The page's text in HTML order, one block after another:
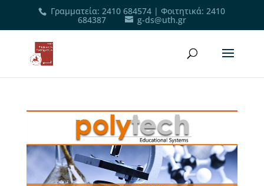
Γραμματεία: 2410 684574 |Φοιτητικά: 2410
684387 g-ds@uth.gr